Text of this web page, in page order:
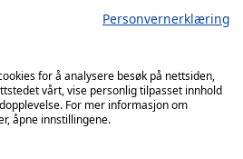
Personvernerklæring
for å analysere besøk på nettsiden,
vårt, vise personlig tilpasset innhold
For mer informasjon om
åpne innstillingene.